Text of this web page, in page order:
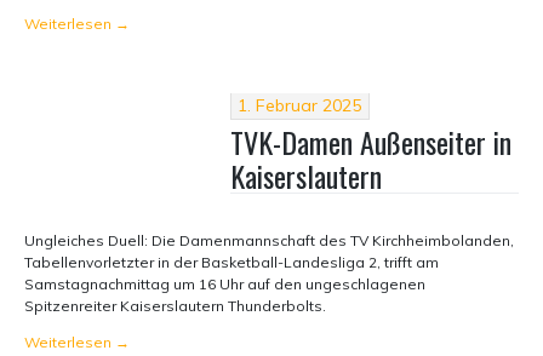
Weiterlesen →
1. Februar 2025
TVK-Damen Außenseiter in
Kaiserslautern
Ungleiches Duell: Die Damenmannschaft des TV Kirchheimbolanden,
Tabellenvorletzter in der Basketball-Landesliga 2, trifft am
Samstagnachmittag um 16 Uhr auf den ungeschlagenen
Spitzenreiter Kaiserslautern Thunderbolts.
Weiterlesen →